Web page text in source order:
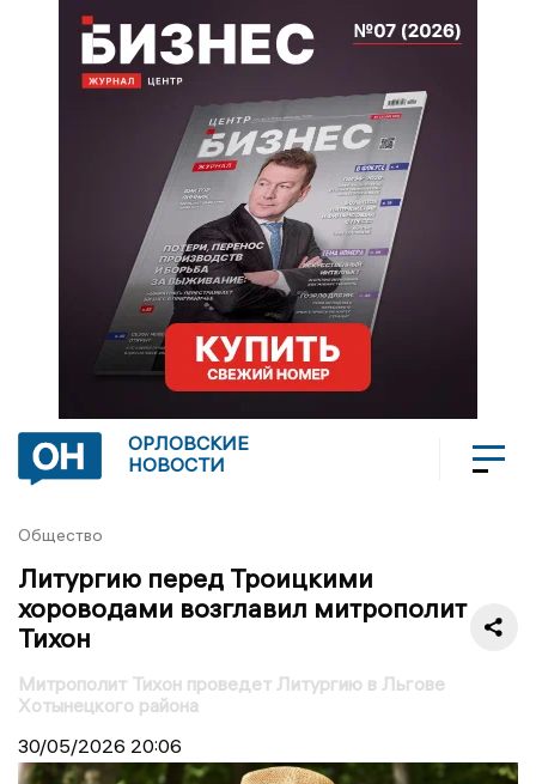
ОРЛОВСКИЕ
НОВОСТИ
Общество
Литургию перед Троицкими
хороводами возглавил митрополит
Тихон
Митрополит Тихон проведет Литургию в Льгове
Хотынецкого района
30/05/2026 20:06